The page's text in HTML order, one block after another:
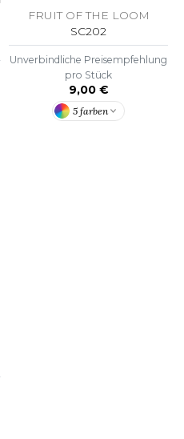
FRUIT OF THE LOOM
SC202
Unverbindliche Preisempfehlung
pro Stück
9,00 €
5 farben